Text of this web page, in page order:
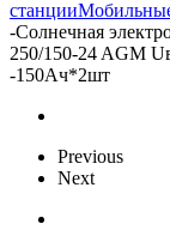
станции
-Солнечная
250/150-24 AGM
-150Aч*2шт
Previous
Next